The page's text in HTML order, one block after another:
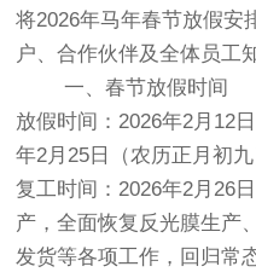
将2026年马年春节放假安
户、合作伙伴及全体员工
一、春节放假时间
放假时间：2026年2月12
年2月25日（农历正月初九
复工时间：2026年2月26
产，全面恢复反光膜生产
发货等各项工作，回归常